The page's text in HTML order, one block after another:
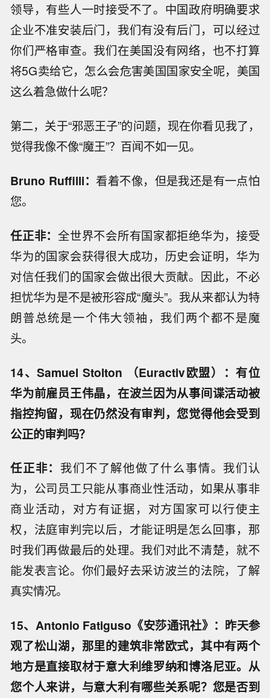
领导，有些人一时接受不了。中国政府明确要求
企业不准安装后门，我们有没有后门，可以经过
你们严格审查。我们在美国没有网络，也不打算
将5G卖给它，怎么会危害美国国家安全呢，美国
这么着急做什么呢？
第二，关于“邪恶王子”的问题，现在你看见我了，
觉得我像不像“魔王”？百闻不如一见。
Bruno Ruffilli：看着不像，但是我还是有一点怕
您。
任正非：全世界不会所有国家都拒绝华为，接受
华为的国家会获得很大成功，历史会证明，华为
对信任我们的国家会做出很大贡献。因此，不必
担忧华为是不是被形容成“魔头”。我从来都认为特
朗普总统是一个伟大领袖，我们两个都不是魔
头。
14、Samuel Stolton （Euractiv欧盟）：有位
华为前雇员王伟晶，在波兰因为从事间谍活动被
指控拘留，现在仍然没有审判，您觉得他会受到
公正的审判吗？
任正非： 我们不了解他做了什么事情。我们认
为，公司员工只能从事商业性活动，如果从事非
商业活动，对方有证据，对方国家可以行使主
权，法庭审判完以后，才能证明是怎么回事，那
时我们再做最后的处理。我们对此不清楚，就不
能发表言论。你们最好去采访波兰的法院，了解
真实情况。
15、Antonio Fatiguso《安莎通讯社》：昨天参
观了松山湖，那里的建筑非常欧式，其中有两个
地方是直接取材于意大利维罗纳和博洛尼亚。从
您个人来讲，与意大利有哪些关系呢？您是否到